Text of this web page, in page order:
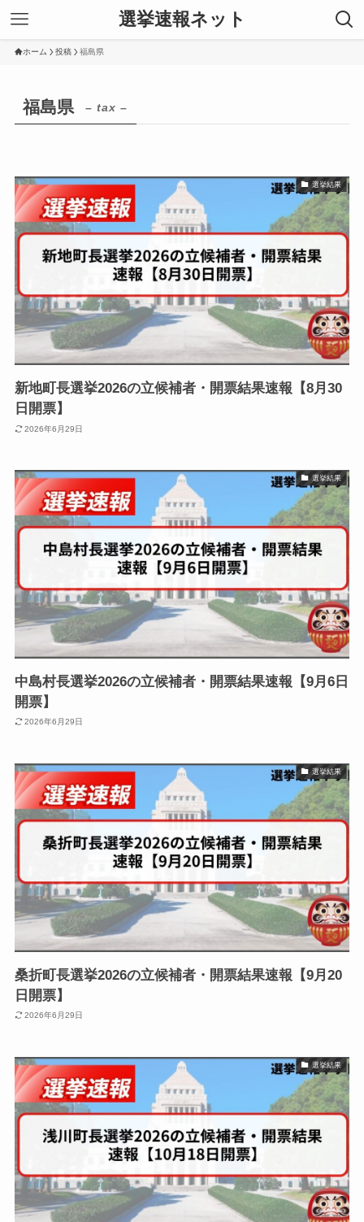
選挙速報ネット
ホーム 投稿 福島県
福島県 – tax –
選挙結果
新地町長選挙2026の立候補者・開票結果速報【8月30
日開票】
2026年6月29日
選挙結果
中島村長選挙2026の立候補者・開票結果速報【9月6日
開票】
2026年6月29日
選挙結果
桑折町長選挙2026の立候補者・開票結果速報【9月20
日開票】
2026年6月29日
選挙結果